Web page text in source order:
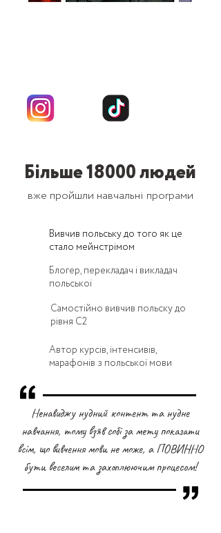
Більше 18000 людей
вже пройшли навчальні програми
Вивчив польську до того як це
стало мейнстрімом
Блогер, перекладач і викладач
польської
Самостійно вивчив польску до
рівня С2
Автор курсів, інтенсивів,
марафонів з польської мови
Ненавиджу нудний контент та нудне
навчання, тому взяв собі за мету показати
всім, що вивчення мови не може, а ПОВИННО
бути веселим та захоплюючим процесом!